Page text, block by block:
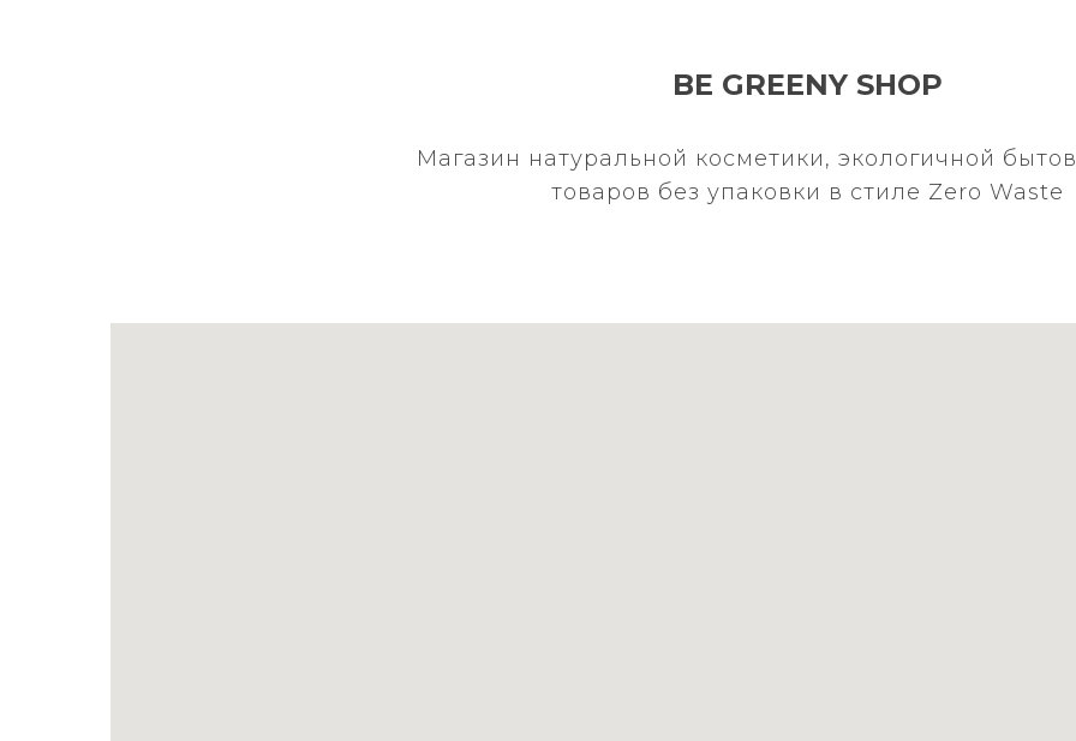
BE GREENY SHOP
Магазин натуральной косметики, экологичной
товаров без упаковки в стиле Zero Waste